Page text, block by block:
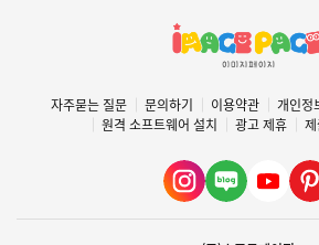
자주묻는 질문 문의하기 이용약관 개인정
원격 소프트웨어 설치
광고 제휴